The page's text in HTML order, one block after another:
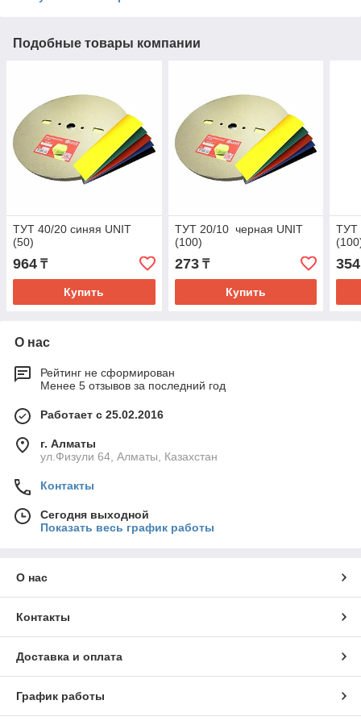
Подобные товары компании
ТУТ 40/20 синяя UNIT
(50)
964 ₸
Купить
ТУТ 20/10 черная UNIT
(100)
273₸
Купить
ТУТ
354
О нас
Рейтинг не сформирован
Менее 5 отзывов за последний год
Работает с 25.02.2016
г. Алматы
ул.Физули 64, Алматы, Казахстан
Контакты
Сегодня выходной
Показать весь график работы
О нас
Контакты
Доставка и оплата
График работы